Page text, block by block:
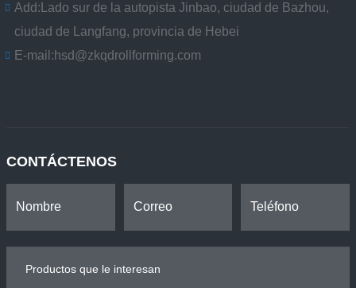
Add: Lado sur de la autopista Jinbao, ciudad de Bazhou,
ciudad de Langfang, provincia de Hebei
E-mail: hsd@zkqdrollforming.com
CONTÁCTENOS